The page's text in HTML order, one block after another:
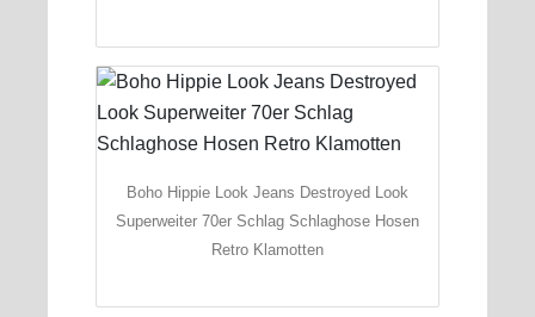
Boho Hippie Look Jeans Destroyed Look
Superweiter 70er Schlag Schlaghose Hosen
Retro Klamotten